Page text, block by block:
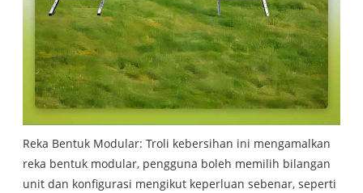
Reka Bentuk Modular: Troli kebersihan ini mengamalkan
reka bentuk modular, pengguna boleh memilih bilangan
unit dan konfigurasi mengikut keperluan sebenar, seperti